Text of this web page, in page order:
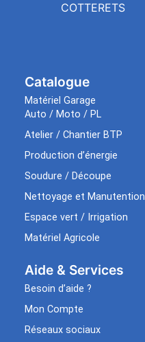
Catalogue
Matériel Garage
Auto / Moto / PL
Atelier / Chantier BTP
Production d’énergie
Soudure / Découpe
Nettoyage et Manutention
Espace vert / Irrigation
Matériel Agricole
Aide & Services​
Besoin d’aide ?
Mon Compte
Réseaux sociaux
COTTERETS